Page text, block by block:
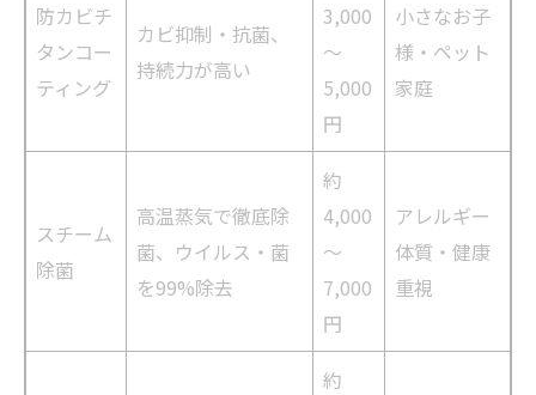
防カビチ
タンコー
ティング
カビ抑制・抗菌、
持続力が高い
3,000
～
5,000
円
小さなお子
様・ペット
家庭
スチーム
除菌
高温蒸気で徹底除
菌、ウイルス・菌
を99%除去
約
4,000
～
7,000
円
アレルギー
体質・健康
重視
約